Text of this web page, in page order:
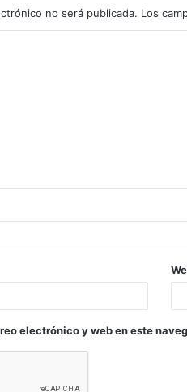
no será publicada. Los
electrónico y web en este